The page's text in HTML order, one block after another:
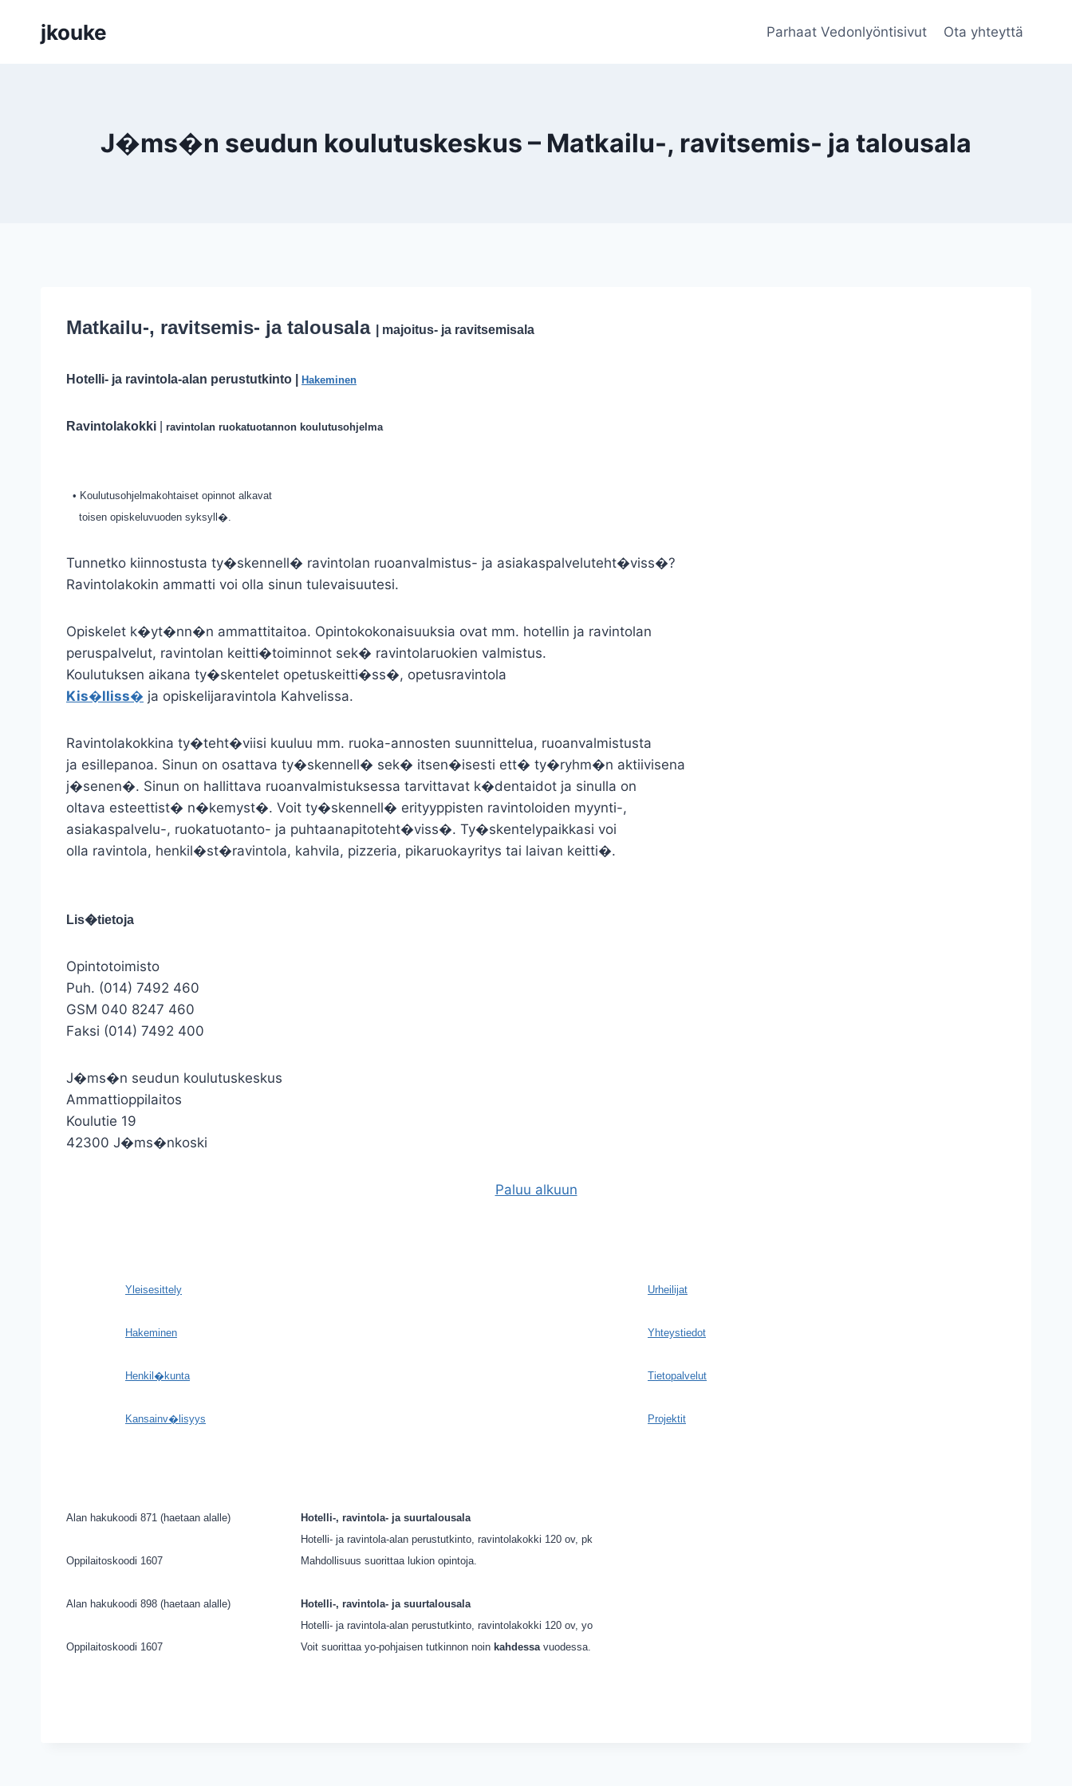
sisältöönjkouke Parhaat Vedonlyöntisivut Ota yhteyttä
J�ms�n seudun koulutuskeskus – Matkailu-, ravitsemis- ja talousala
Matkailu-, ravitsemis- ja talousala | majoitus- ja ravitsemisala
Hotelli- ja ravintola-alan perustutkinto | Hakeminen
Ravintolakokki ravintolan ruokatuotannon koulutusohjelma
• Koulutusohjelmakohtaiset opinnot alkavat
toisen opiskeluvuoden syksyll�.
Tunnetko kiinnostusta ty�skennell� ravintolan ruoanvalmistus- ja asiakaspalveluteht�viss�?
Ravintolakokin ammatti voi olla sinun tulevaisuutesi.
Opiskelet k�yt�nn�n ammattitaitoa. Opintokokonaisuuksia ovat mm. hotellin ja ravintolan
peruspalvelut, ravintolan keitti�toiminnot sek� ravintolaruokien valmistus.
Koulutuksen aikana ty�skentelet opetuskeitti�ss�, opetusravintola
Kis�lliss� ja opiskelijaravintola Kahvelissa.
Ravintolakokkina ty�teht�viisi kuuluu mm. ruoka-annosten suunnittelua, ruoanvalmistusta
ja esillepanoa. Sinun on osattava ty�skennell� sek� itsen�isesti ett� ty�ryhm�n aktiivisena
j�senen�. Sinun on hallittava ruoanvalmistuksessa tarvittavat k�dentaidot ja sinulla on
oltava esteettist� n�kemyst�. Voit ty�skennell� erityyppisten ravintoloiden myynti-,
asiakaspalvelu-, ruokatuotanto- ja puhtaanapitoteht�viss�. Ty�skentelypaikkasi voi
olla ravintola, henkil�st�ravintola, kahvila, pizzeria, pikaruokayritys tai laivan keitti�.
Lis�tietoja
Opintotoimisto
Puh. (014) 7492 460
GSM 040 8247 460
Faksi (014) 7492 400
J�ms�n seudun koulutuskeskus
Ammattioppilaitos
Koulutie 19
42300 J�ms�nkoski
Paluu alkuun
Yleisesittely Urheilijat
Hakeminen Yhteystiedot
Henkil�kunta Tietopalvelut
Kansainv�lisyys Projektit
Alan hakukoodi 871 (haetaan alalle)
Hotelli-, ravintola- ja suurtalousala
Hotelli- ja ravintola-alan perustutkinto, ravintolakokki 120 ov, pk
Oppilaitoskoodi 1607
Mahdollisuus suorittaa lukion opintoja.
Alan hakukoodi 898 (haetaan alalle)
Hotelli-, ravintola- ja suurtalousala
Hotelli- ja ravintola-alan perustutkinto, ravintolakokki 120 ov, yo
Oppilaitoskoodi 1607
Voit suorittaa yo-pohjaisen tutkinnon noin kahdessavuodessa.